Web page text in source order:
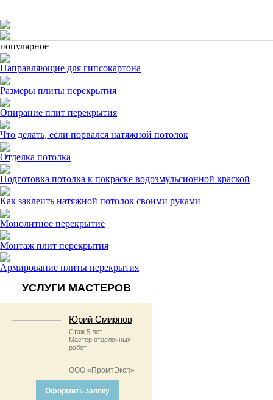
популярное
Направляющие для гипсокартона
Размеры плиты перекрытия
Опирание плит перекрытия
Что делать, если порвался натяжной потолок
Отделка потолка
Подготовка потолка к покраске водоэмульсионной краской
Как заклеить натяжной потолок своими руками
Монолитное перекрытие
Монтаж плит перекрытия
Армирование плиты перекрытия
УСЛУГИ МАСТЕРОВ
Юрий Смирнов
Стаж 5 лет
Мастер отделочных
работ
ООО «ПромтЭксп»
Оформить заявку